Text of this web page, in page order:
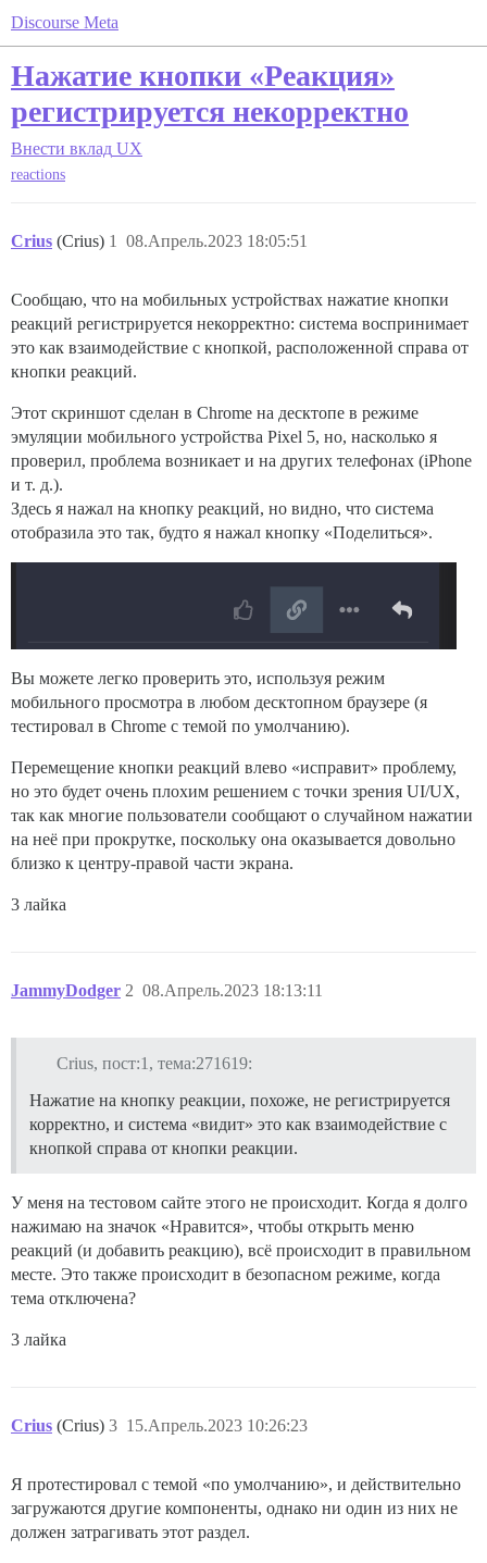
Discourse Meta
Нажатие кнопки «Реакция»
регистрируется некорректно
Внести вклад UX
reactions
Crius (Crius) 08.Апрель.2023 18:05:51
1
Сообщаю, что на мобильных устройствах нажатие кнопки
реакций регистрируется некорректно: система воспринимает
это как взаимодействие с кнопкой, расположенной справа от
кнопки реакций.
Этот скриншот сделан в Chrome на десктопе в режиме
эмуляции мобильного устройства Pixel 5, но, насколько я
проверил, проблема возникает и на других телефонах (iPhone
и т. д.).
Здесь я нажал на кнопку реакций, но видно, что система
отобразила это так, будто я нажал кнопку «Поделиться».
Вы можете легко проверить это, используя режим
мобильного просмотра в любом десктопном браузере (я
тестировал в Chrome с темой по умолчанию).
Перемещение кнопки реакций влево «исправит» проблему,
но это будет очень плохим решением с точки зрения UI/UX,
так как многие пользователи сообщают о случайном нажатии
на неё при прокрутке, поскольку она оказывается довольно
близко к центру-правой части экрана.
3 лайка
JammyDodger 08.Апрель.2023 18:13:11
2
Crius, пост:1, тема:271619:
Нажатие на кнопку реакции, похоже, не регистрируется
корректно, и система «видит» это как взаимодействие с
кнопкой справа от кнопки реакции.
У меня на тестовом сайте этого не происходит. Когда я долго
нажимаю на значок «Нравится», чтобы открыть меню
реакций (и добавить реакцию), всё происходит в правильном
месте. Это также происходит в безопасном режиме, когда
тема отключена?
3 лайка
Crius (Crius) 15.Апрель.2023 10:26:23
3
Я протестировал с темой «по умолчанию», и действительно
загружаются другие компоненты, однако ни один из них не
должен затрагивать этот раздел.